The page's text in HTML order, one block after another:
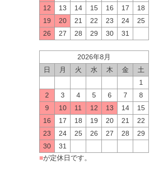
12
13 14 15 16 17
18
19
20 21 22 23 24
25
26
27 28 29 30 31
2026年8月
日
月 火 水 木 金
土
1
2
3 4 5 6 7
8
9
10 11 12 13 14
15
16
17 18 19 20 21
22
23
24 25 26 27 28
29
30
31
■が定休日です。